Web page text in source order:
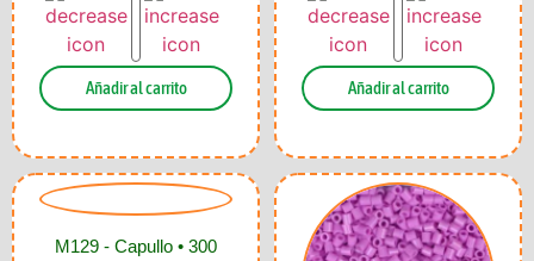
Añadir al carrito Añadir al carrito
M129 - Capullo • 300